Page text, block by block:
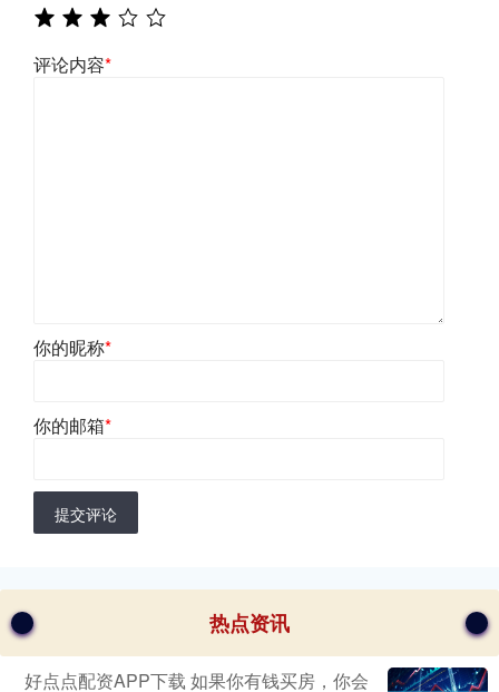
评论内容*
你的昵称*
你的邮箱*
提交评论
热点资讯
好点点配资APP下载 如果你有钱买房，你会